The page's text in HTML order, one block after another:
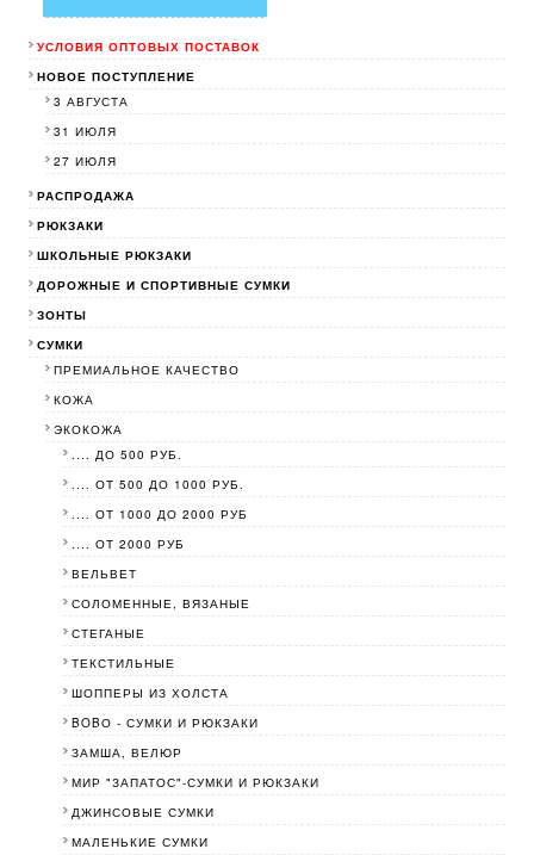
УСЛОВИЯ ОПТОВЫХ ПОСТАВОК
НОВОЕ ПОСТУПЛЕНИЕ
3 АВГУСТА
31 ИЮЛЯ
27 ИЮЛЯ
РАСПРОДАЖА
РЮКЗАКИ
ШКОЛЬНЫЕ РЮКЗАКИ
ДОРОЖНЫЕ И СПОРТИВНЫЕ СУМКИ
ЗОНТЫ
СУМКИ
ПРЕМИАЛЬНОЕ КАЧЕСТВО
КОЖА
ЭКОКОЖА
.... ДО 500 РУБ.
.... ОТ 500 ДО 1000 РУБ.
.... ОТ 1000 ДО 2000 РУБ
.... ОТ 2000 РУБ
ВЕЛЬВЕТ
СОЛОМЕННЫЕ, ВЯЗАНЫЕ
СТЕГАНЫЕ
ТЕКСТИЛЬНЫЕ
ШОППЕРЫ ИЗ ХОЛСТА
BOBО - СУМКИ И РЮКЗАКИ
ЗАМША, ВЕЛЮР
МИР "ЗАПАТОС"-СУМКИ И РЮКЗАКИ
ДЖИНСОВЫЕ СУМКИ
МАЛЕНЬКИЕ СУМКИ